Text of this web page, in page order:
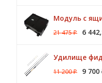
21 475₽ 6
11 200₽ 9 700